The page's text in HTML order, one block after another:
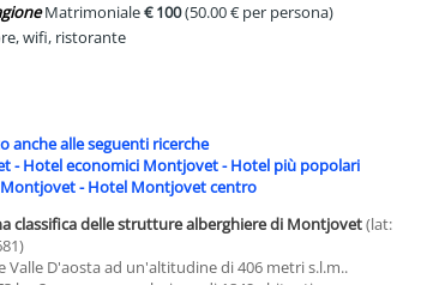
Matrimoniale€ 100(50.00 € per persona)
wifi, ristorante
anche alle seguenti ricerche
-Hotel economici Montjovet-Hotel più popolari
-Hotel Montjovet centro
classifica delle strutture alberghiere di Montjovet(lat:
Valle D'aosta ad un'altitudine di 406 metri s.l.m..